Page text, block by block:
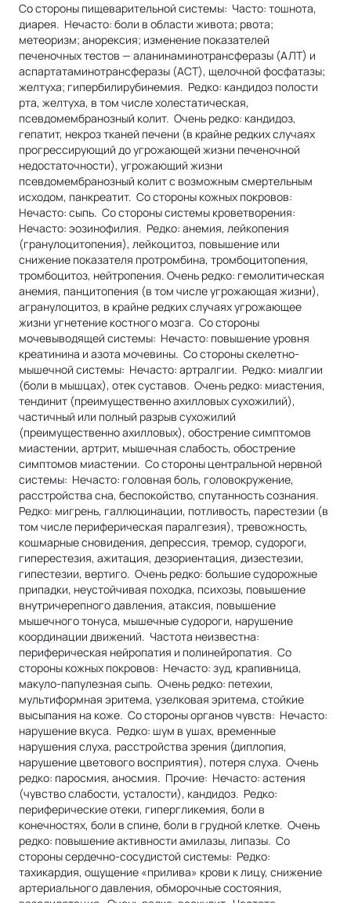
Со стороны пищеварительной системы: Часто: тошнота,
диарея. Нечасто: боли в области живота; рвота;
метеоризм; анорексия; изменение показателей
печеночных тестов — аланинаминотрансферазы (АЛТ) и
аспартатаминотрансферазы (ACT), щелочной фосфатазы;
желтуха; гипербилирубинемия. Редко: кандидоз полости
рта, желтуха, в том числе холестатическая,
псевдомембранозный колит. Очень редко: кандидоз,
гепатит, некроз тканей печени (в крайне редких случаях
прогрессирующий до угрожающей жизни печеночной
недостаточности), угрожающий жизни
псевдомембранозный колит с возможным смертельным
исходом, панкреатит. Со стороны кожных покровов:
Нечасто: сыпь. Со стороны системы кроветворения:
Нечасто: эозинофилия. Редко: анемия, лейкопения
(гранулоцитопения), лейкоцитоз, повышение или
снижение показателя протромбина, тромбоцитопения,
тромбоцитоз, нейтропения. Очень редко: гемолитическая
анемия, панцитопения (в том числе угрожающая жизни),
агранулоцитоз, в крайне редких случаях угрожающее
жизни угнетение костного мозга. Со стороны
мочевыводящей системы: Нечасто: повышение уровня
креатинина и азота мочевины. Со стороны скелетно-
мышечной системы: Нечасто: артралгии. Редко: миалгии
(боли в мышцах), отек суставов. Очень редко: миастения,
тендинит (преимущественно ахилловых сухожилий),
частичный или полный разрыв сухожилий
(преимущественно ахилловых), обострение симптомов
миастении, артрит, мышечная слабость, обострение
симптомов миастении. Со стороны центральной нервной
системы: Нечасто: головная боль, головокружение,
расстройства сна, беспокойство, спутанность сознания.
Редко: мигрень, галлюцинации, потливость, парестезии (в
том числе периферическая паралгезия), тревожность,
кошмарные сновидения, депрессия, тремор, судороги,
гиперестезия, ажитация, дезориентация, дизестезии,
гипестезии, вертиго. Очень редко: большие судорожные
припадки, неустойчивая походка, психозы, повышение
внутричерепного давления, атаксия, повышение
мышечного тонуса, мышечные судороги, нарушение
координации движений. Частота неизвестна:
периферическая нейропатия и полинейропатия. Со
стороны кожных покровов: Нечасто: зуд, крапивница,
макуло-папулезная сыпь. Очень редко: петехии,
мультиформная эритема, узелковая эритема, стойкие
высыпания на коже. Со стороны органов чувств: Нечасто:
нарушение вкуса. Редко: шум в ушах, временные
нарушения слуха, расстройства зрения (диплопия,
нарушение цветового восприятия), потеря слуха. Очень
редко: паросмия, аносмия. Прочие: Нечасто: астения
(чувство слабости, усталости), кандидоз. Редко:
периферические отеки, гипергликемия, боли в
конечностях, боли в спине, боли в грудной клетке. Очень
редко: повышение активности амилазы, липазы. Со
стороны сердечно-сосудистой системы: Редко:
тахикардия, ощущение «прилива» крови к лицу, снижение
артериального давления, обморочные состояния,